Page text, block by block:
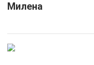
Милена